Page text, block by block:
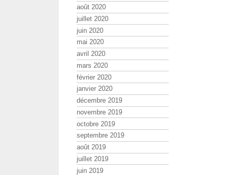
août 2020
juillet 2020
juin 2020
mai 2020
avril 2020
mars 2020
février 2020
janvier 2020
décembre 2019
novembre 2019
octobre 2019
septembre 2019
août 2019
juillet 2019
juin 2019